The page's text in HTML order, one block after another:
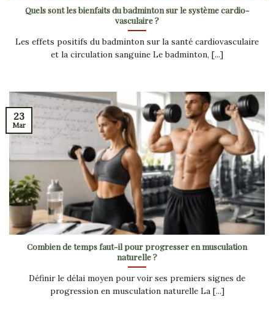
Quels sont les bienfaits du badminton sur le système cardio-
vasculaire ?
Les effets positifs du badminton sur la santé cardiovasculaire
et la circulation sanguine Le badminton, [...]
Combien de temps faut-il pour progresser en musculation
naturelle ?
Définir le délai moyen pour voir ses premiers signes de
progression en musculation naturelle La [...]
23
Mar